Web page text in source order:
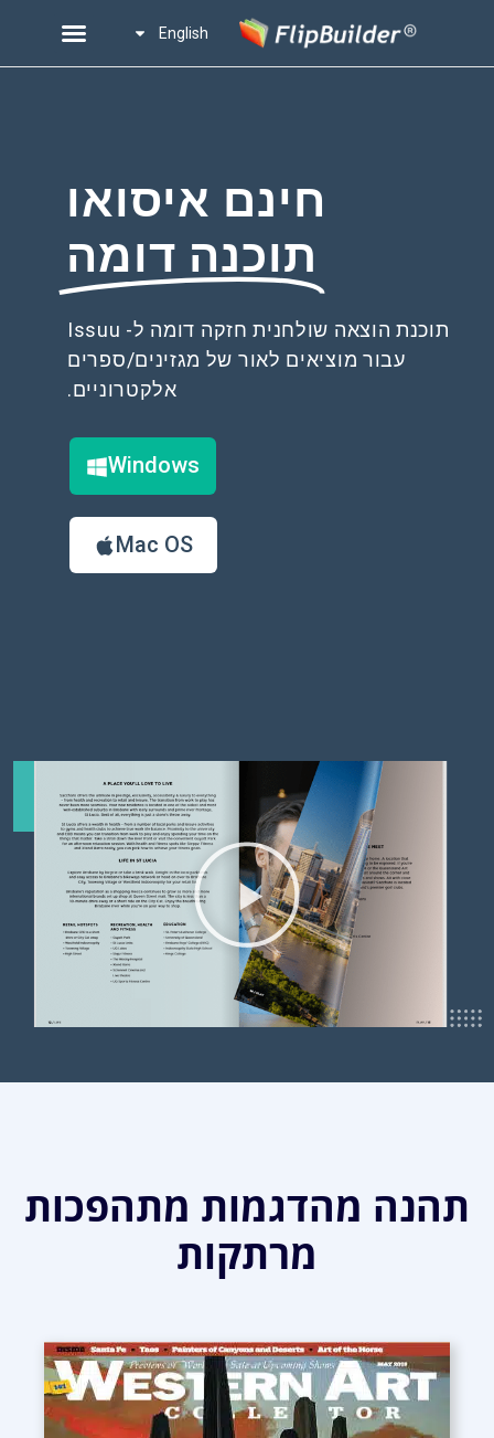
English
חינם איסואו
תוכנה דומה
תוכנת הוצאה שולחנית חזקה דומה ל- Issuu
עבור מוציאים לאור של מגזינים/ספרים
אלקטרוניים.
Windows
Mac OS
תהנה מהדגמות מתהפכות
מרתקות